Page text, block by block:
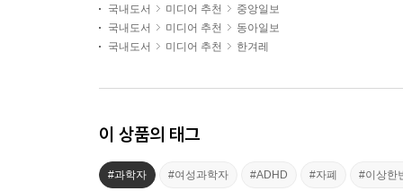
국내도서
미디어 추천
중앙일보
국내도서
미디어 추천
동아일보
국내도서
미디어 추천 한겨레
이 상품의 태그
#과학자 #여성과학자 #ADHD #자폐 #이상한